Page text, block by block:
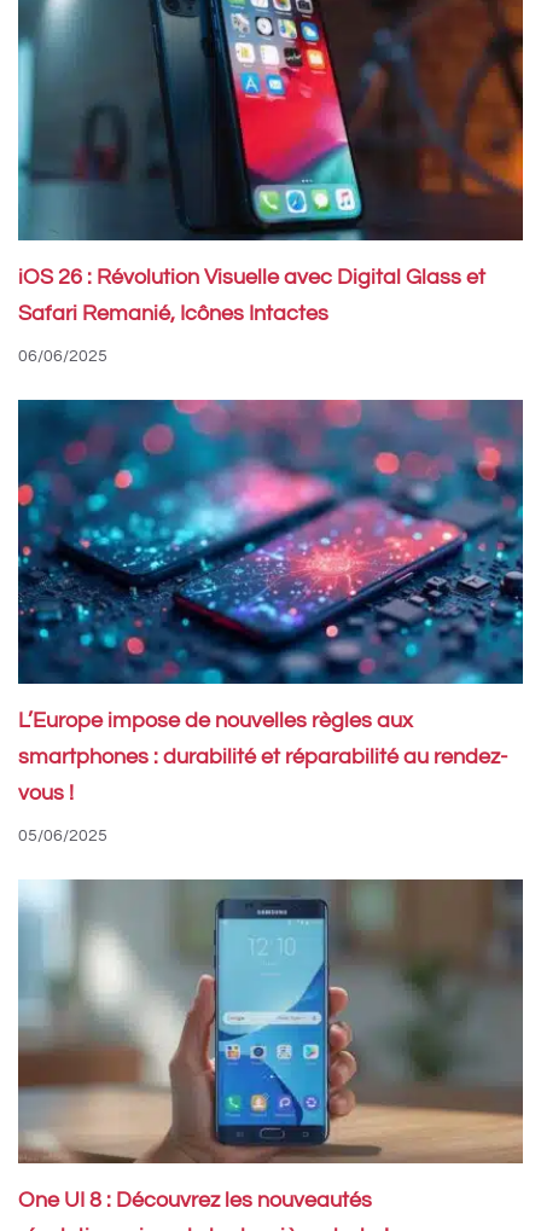
iOS 26 : Révolution Visuelle avec Digital Glass et
Safari Remanié, Icônes Intactes
06/06/2025
L’Europe impose de nouvelles règles aux
smartphones : durabilité et réparabilité au rendez-
vous !
05/06/2025
One UI 8 : Découvrez les nouveautés